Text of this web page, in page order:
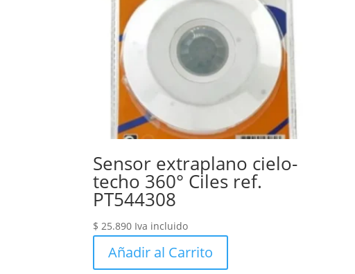
Sensor extraplano cielo-
techo 360° Ciles ref.
PT544308
$ 25.890 Iva incluido
Añadir al Carrito